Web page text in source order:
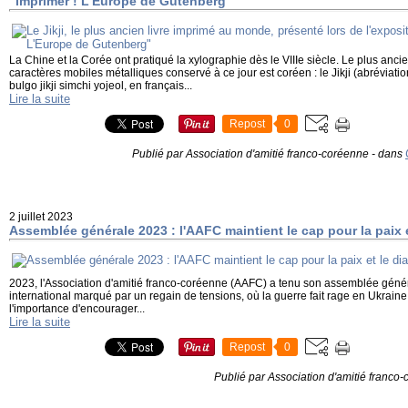
La Chine et la Corée ont pratiqué la xylographie dès le VIIIe siècle. Le plus
caractères mobiles métalliques conservé à ce jour est coréen : le Jikji
bulgo jikji simchi yojeol, en français...
Lire la suite
Repost 0
Publié par Association d'amitié franco-coréenne - dans
2 juillet 2023
Assemblée générale 2023 : l'AAFC maintient le cap pour la
2023, l'Association d'amitié franco-coréenne (AAFC) a tenu son assemblée
international marqué par un regain de tensions, où la guerre fait rage en
l'importance d'encourager...
Lire la suite
Repost 0
Publié par Association d'amitié franco-